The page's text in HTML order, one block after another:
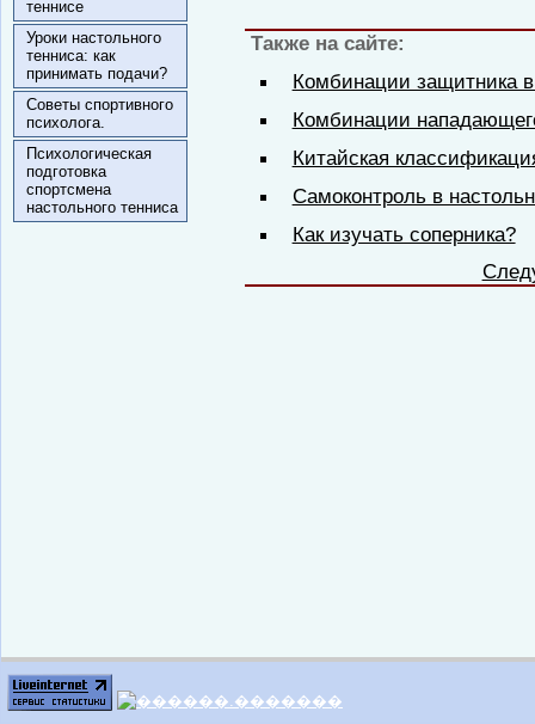
теннисе
Уроки настольного
тенниса: как
принимать подачи?
Советы спортивного
психолога.
Психологическая
подготовка
спортсмена
настольного тенниса
Также на сайте:
Комбинации защитника
Комбинации
Китайская
Самоконтроль в
Как изучать соперника?